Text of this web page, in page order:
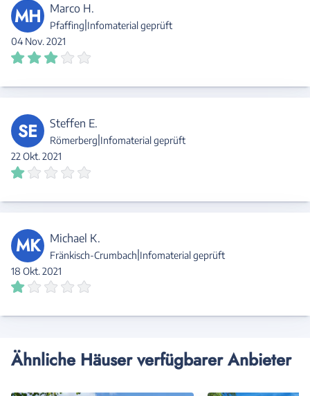
MH Marco H.
Pfaffing Infomaterial geprüft
04 Nov. 2021
SE Steffen E.
Römerberg Infomaterial geprüft
22 Okt. 2021
MK Michael K.
Fränkisch-Crumbach|Infomaterial geprüft
18 Okt. 2021
Ähnliche Häuser verfügbarer Anbieter